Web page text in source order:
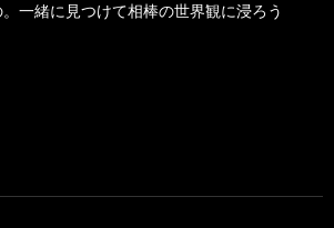
一緒に見つけて相棒の世界観に浸ろう